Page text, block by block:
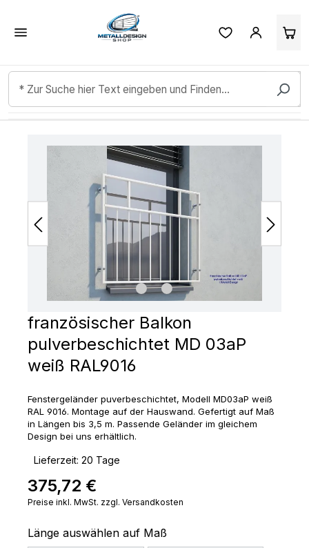
Zum Hauptinhalt springen
Bildergalerie überspringen
französischer Balkon
pulverbeschichtet MD 03aP
weiß RAL9016
Fenstergeländer puverbeschichtet, Modell MD03aP weiß
RAL 9016. Montage auf der Hauswand. Gefertigt auf Maß
in Längen bis 3,5 m. Passende Geländer im gleichem
Design bei uns erhältlich.
Lieferzeit: 20 Tage
Regulärer Preis:
375,72 €
Preise inkl. MwSt. zzgl. Versandkosten
Länge auswählen auf Maß